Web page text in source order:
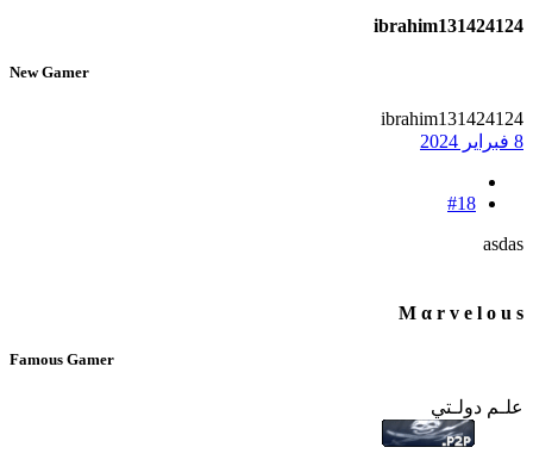
ibrahim131424124
New Gamer
ibrahim131424124
8 فبراير 2024
#18
asdas
M α r v e l o u s
Famous Gamer
علـم دولـتي